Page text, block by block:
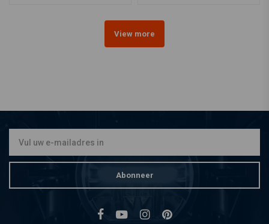
View more
Abonneer